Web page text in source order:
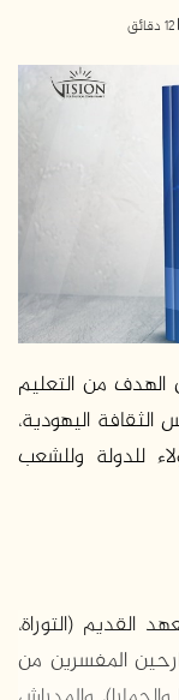
الهدف من التعليم
اليهودية،
للدولة وللشعب
القديم (التوراة،
المفسرين من